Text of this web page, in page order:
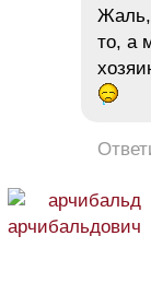
Жаль,
то, а